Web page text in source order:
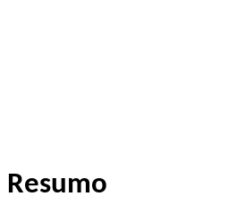
Resumo